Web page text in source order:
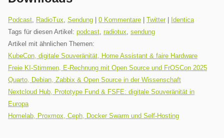
Kategorien:
Podcast, RadioTux, Sendung 0 Kommentare Twitter|
Identica
Tags für diesen Artikel: podcast, radiotux, sendung
Artikel mit ähnlichen Themen:
KubeCon, digitale Souveränität, Home Assistant & faire Hardware
Freie KI-Stimmen, E-Rechnung mit Open Source und FrOSCon 2025
Quarto, Debian, Zabbix & Open Source in der Wissenschaft
Nextcloud Hub, Prototype Fund & FSFE: digitale Souveränität in
Europa
Homelab, Proxmox, Ceph, Docker Swarm und Self-Hosting